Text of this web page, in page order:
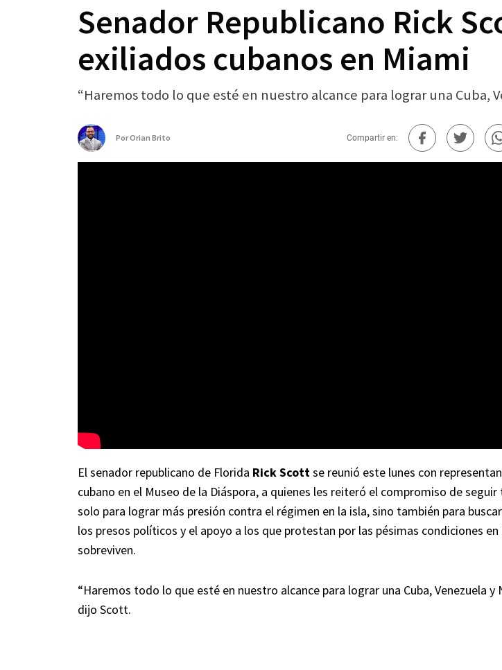
Senador Republicano Rick
exiliados cubanos en Miami
“Haremos todo lo que esté en nuestro alcance para lograr una Cuba,
PorOrian Brito Compartir en:
El senador republicano de Florida Rick Scottse reunió este lunes con
cubano en el Museo de la Diáspora, a quienes les reiteró el compromiso de
solo para lograr más presión contra el régimen en la isla, sino también para
los presos políticos y el apoyo a los que protestan por las pésimas condiciones en
sobreviven.
“Haremos todo lo que esté en nuestro alcance para lograr una Cuba, Venezuela y
dijo Scott.